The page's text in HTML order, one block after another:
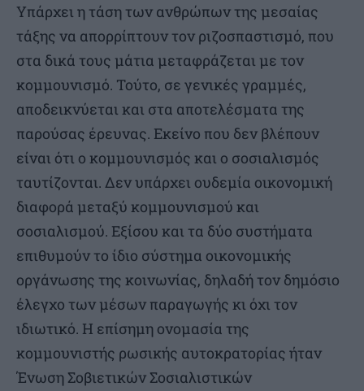
Υπάρχει η τάση των ανθρώπων της μεσαίας
τάξης να απορρίπτουν τον ριζοσπαστισμό, που
στα δικά τους μάτια μεταφράζεται με τον
κομμουνισμό. Τούτο, σε γενικές γραμμές,
αποδεικνύεται και στα αποτελέσματα της
παρούσας έρευνας. Εκείνο που δεν βλέπουν
είναι ότι ο κομμουνισμός και ο σοσιαλισμός
ταυτίζονται. Δεν υπάρχει ουδεμία οικονομική
διαφορά μεταξύ κομμουνισμού και
σοσιαλισμού. Εξίσου και τα δύο συστήματα
επιθυμούν το ίδιο σύστημα οικονομικής
οργάνωσης της κοινωνίας, δηλαδή τον δημόσιο
έλεγχο των μέσων παραγωγής κι όχι τον
ιδιωτικό. Η επίσημη ονομασία της
κομμουνιστής ρωσικής αυτοκρατορίας ήταν
Ένωση Σοβιετικών Σοσιαλιστικών